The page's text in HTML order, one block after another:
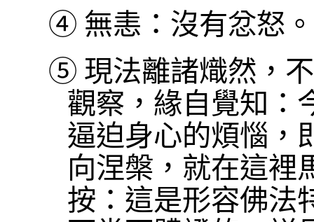
④ 無恚：沒有忿怒。
⑤ 現法離諸熾然，
觀察，緣自覺知：
逼迫身心的煩惱，
向涅槃，就在這裡
按：這是形容佛法